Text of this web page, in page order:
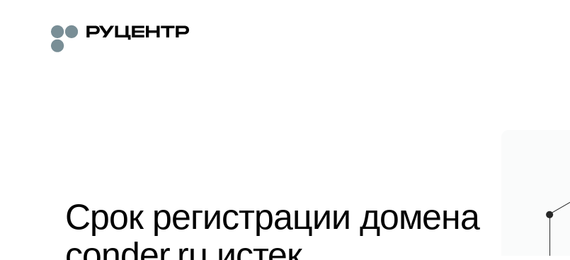
Срок регистрации домена